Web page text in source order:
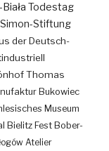
Todestag
Simon-Stiftung
der Deutsch-
Thomas
Bukowiec
Museum
Bielitz Fest Bober-
Atelier